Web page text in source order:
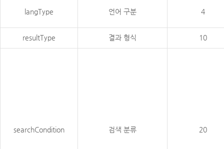
langType 언어 구분 4
resultType 결과 형식 10
searchCondition 검색 분류 20